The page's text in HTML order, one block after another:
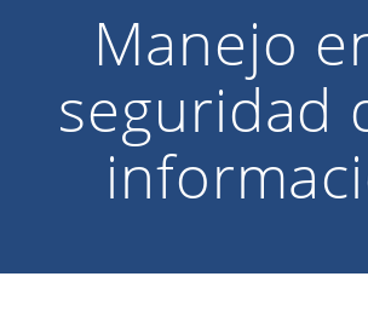
Manejo
seguridad